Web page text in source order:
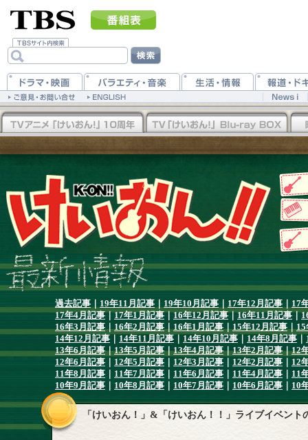
過去記事 19年11月記事 19年10月記事 17年12月記事
17
17年4月記事｜17年1月記事｜16年12月記事｜16年11月記事｜
16年3月記事｜16年2月記事｜16年1月記事｜15年12月記事｜15
14年12月記事
14年11月記事 14年10月記事 14年8月記事
13年6月記事｜13年5月記事｜13年4月記事｜13年2月記事｜12
12年6月記事
12年5月記事 12年3月記事 12年2月記事
12
11年8月記事
11年7月記事 11年6月記事 11年4月記事
11
10年9月記事
10年8月記事 10年7月記事 10年6月記事 10
「けいおん！」&「けいおん！！」ライブイベン